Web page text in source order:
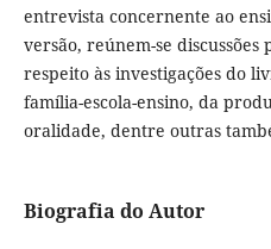
entrevista concernente ao
versão, reúnem-se
respeito às investigações do
família-escola-ensino, da
oralidade, dentre outras
Biografia do Autor